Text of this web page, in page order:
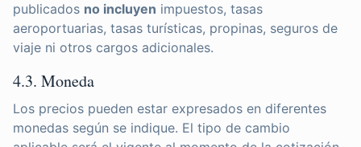
publicados no incluyen impuestos, tasas
aeroportuarias, tasas turísticas, propinas, seguros de
viaje ni otros cargos adicionales.
4.3. Moneda
Los precios pueden estar expresados en diferentes
monedas según se indique. El tipo de cambio